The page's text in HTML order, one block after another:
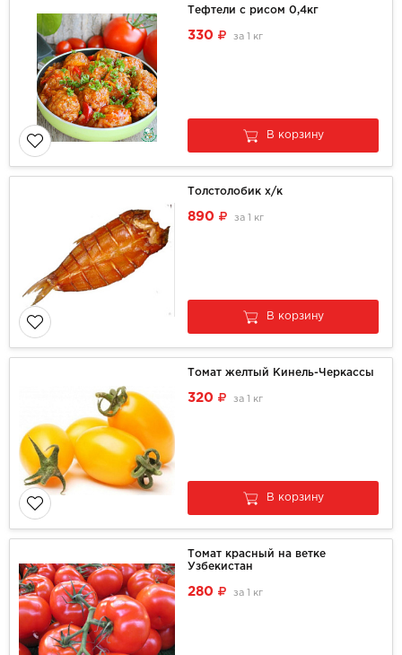
Тефтели с рисом 0,4кг
330 за 1 кг
В корзину
Толстолобик х/к
890 за 1 кг
В корзину
Томат желтый Кинель-Черкассы
320 за 1 кг
В корзину
Томат красный на ветке
Узбекистан
280 за 1 кг